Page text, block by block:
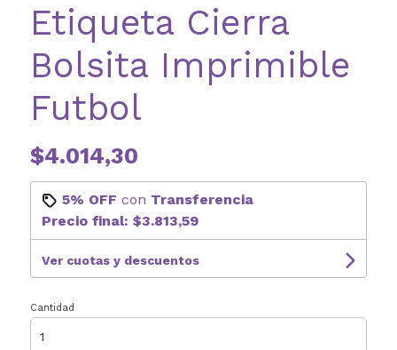
Etiqueta Cierra
Bolsita Imprimible
Futbol
$4.014,30
5% OFF con Transferencia
Precio final: $3.813,59
Ver cuotas y descuentos
Cantidad